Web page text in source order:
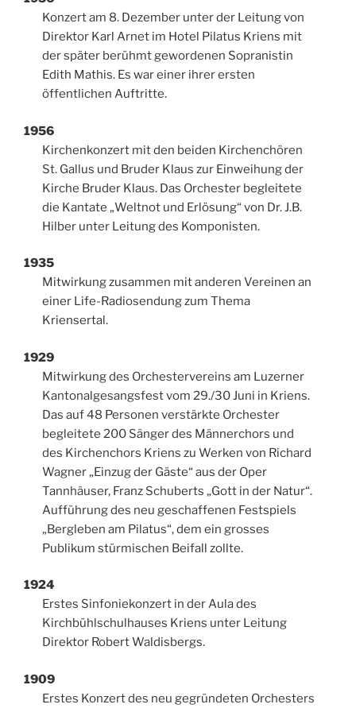
Konzert am 8. Dezember unter der Leitung von
Direktor Karl Arnet im Hotel Pilatus Kriens mit
der später berühmt gewordenen Sopranistin
Edith Mathis. Es war einer ihrer ersten
öffentlichen Auftritte.
1956
Kirchenkonzert mit den beiden Kirchenchören
St. Gallus und Bruder Klaus zur Einweihung der
Kirche Bruder Klaus. Das Orchester begleitete
die Kantate „Weltnot und Erlösung“ von Dr. J.B.
Hilber unter Leitung des Komponisten.
1935
Mitwirkung zusammen mit anderen Vereinen an
einer Life-Radiosendung zum Thema
Kriensertal.
1929
Mitwirkung des Orchestervereins am Luzerner
Kantonalgesangsfest vom 29./30 Juni in Kriens.
Das auf 48 Personen verstärkte Orchester
begleitete 200 Sänger des Männerchors und
des Kirchenchors Kriens zu Werken von Richard
Wagner „Einzug der Gäste“ aus der Oper
Tannhäuser, Franz Schuberts „Gott in der Natur“.
Aufführung des neu geschaffenen Festspiels
„Bergleben am Pilatus“, dem ein grosses
Publikum stürmischen Beifall zollte.
1924
Erstes Sinfoniekonzert in der Aula des
Kirchbühlschulhauses Kriens unter Leitung
Direktor Robert Waldisbergs.
1909
Erstes Konzert des neu gegründeten Orchesters